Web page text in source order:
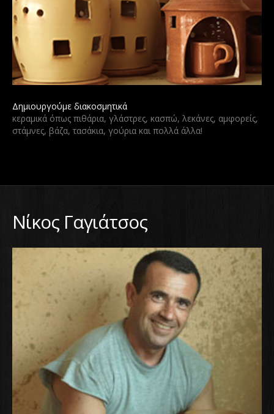
Δημιουργούμε διακοσμητικά
κεραμικά όπως πιθάρια, γλάστρες, κασπώ, λεκάνες, αμφορείς,
στάμνες, βάζα, τασάκια, γούρια και πολλά άλλα!
Νίκος Γαγιάτσος